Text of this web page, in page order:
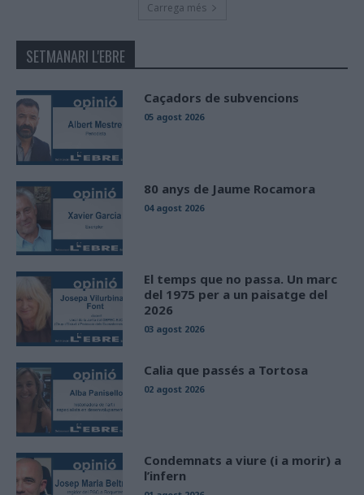
Carrega més
SETMANARI L'EBRE
Caçadors de subvencions
05 agost 2026
80 anys de Jaume Rocamora
04 agost 2026
El temps que no passa. Un marc
del 1975 per a un paisatge del
2026
03 agost 2026
Calia que passés a Tortosa
02 agost 2026
Condemnats a viure (i a morir) a
l’infern